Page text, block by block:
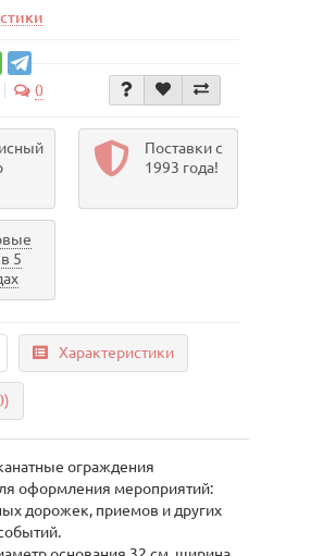
0
Поставки с
1993 года!
5
Характеристики
ограждения
оформления мероприятий:
дорожек, приемов и других